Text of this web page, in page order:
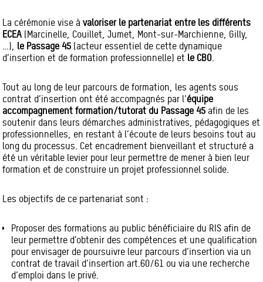
La cérémonie vise àvaloriser le partenariat entre les différents
ECEA (Marcinelle, Couillet, Jumet, Mont-sur-Marchienne, Gilly,
…), le Passage 45 (acteur essentiel de cette dynamique
d’insertion et de formation professionnelle) et le CBO.
Tout au long de leur parcours de formation, les agents sous
contrat d’insertion ont été accompagnés par l’équipe
accompagnement formation/tutorat du Passage 45 afin de les
soutenir dans leurs démarches administratives, pédagogiques et
professionnelles, en restant à l’écoute de leurs besoins tout au
long du processus. Cet encadrement bienveillant et structuré a
été un véritable levier pour leur permettre de mener à bien leur
formation et de construire un projet professionnel solide.
Les objectifs de ce partenariat sont :
Proposer des formations au public bénéficiaire du RIS afin de
leur permettre d’obtenir des compétences et une qualification
pour envisager de poursuivre leur parcours d’insertion via un
contrat de travail d’insertion art.60/61 ou via une recherche
d’emploi dans le privé.